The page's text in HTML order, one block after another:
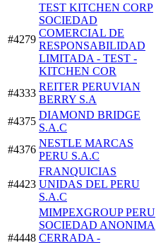
#4279
TEST KITCHEN CORP
SOCIEDAD
COMERCIAL DE
RESPONSABILIDAD
LIMITADA - TEST -
KITCHEN COR
#4333
REITER PERUVIAN
BERRY S.A
#4375
DIAMOND BRIDGE
S.A.C
#4376
NESTLE MARCAS
PERU S.A.C
#4423
FRANQUICIAS
UNIDAS DEL PERU
S.A.C
#4448
MIMPEXGROUP PERU
SOCIEDAD ANONIMA
CERRADA -